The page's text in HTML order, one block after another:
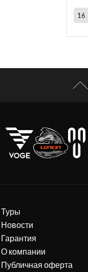
16
Туры
Новости
Гарантия
О компании
Публичная оферта